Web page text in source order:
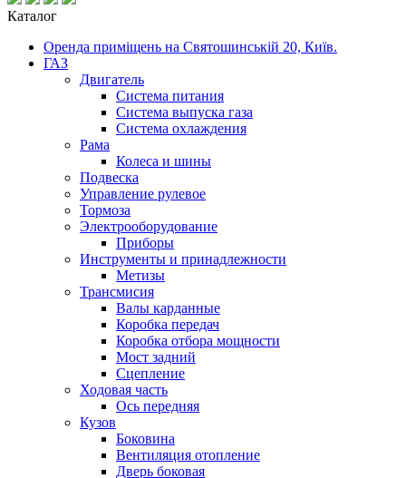
Каталог
Оренда приміщень на Святошинській 20, Київ.
ГАЗ
Двигатель
Система питания
Система выпуска газа
Система охлаждения
Рама
Колеса и шины
Подвеска
Управление рулевое
Тормоза
Электрооборудование
Приборы
Инструменты и принадлежности
Метизы
Трансмисия
Валы карданные
Коробка передач
Коробка отбора мощности
Мост задний
Сцепление
Ходовая часть
Ось передняя
Кузов
Боковина
Вентиляция отопление
Дверь боковая